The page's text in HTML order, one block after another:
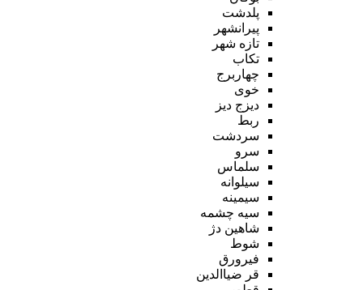
پلدشت
پیرانشهر
تازه شهر
تکاب
چهاربرج
خوی
دیزج دیز
ربط
سردشت
سرو
سلماس
سیلوانه
سیمینه
سیه چشمه
شاهین دژ
شوط
فیرورق
قر ضیاالدین